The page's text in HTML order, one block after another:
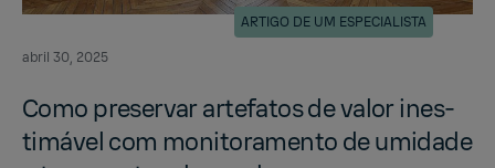
abril 30, 2025
ARTIGO DE UM ESPECIALISTA
Como preser­var artefatos de valor in­es­
timável com mon­i­tora­mento de umi­dade